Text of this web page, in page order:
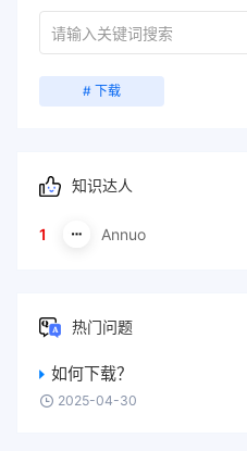
# 下载
知识达人
1 Annuo
热门问题
如何下载？
2025-04-30